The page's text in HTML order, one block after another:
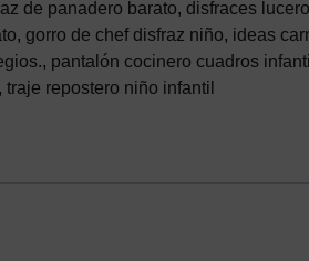
de panadero barato, disfraces
, gorro de chef disfraz niño, ideas
, pantalón cocinero cuadros infantil
, traje repostero niño infantil